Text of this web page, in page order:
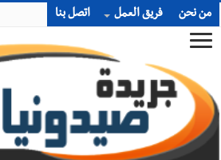
من نحن فريق العمل اتصل بنا